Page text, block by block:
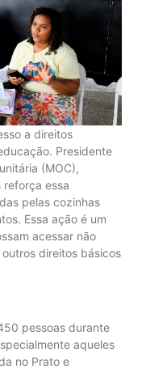
a direitos
Presidente
(MOC),
reforça essa
pelas cozinhas
Essa ação é um
acessar não
direitos básicos
pessoas durante
aqueles
no Prato e